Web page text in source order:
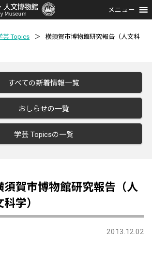
メニュー
芸 Topics ＞
横須賀市博物館研究報告（人文科
すべての新着情報一覧
おしらせの一覧
学芸 Topicsの一覧
須賀市博物館研究報告（人
科学）
2013.12.02